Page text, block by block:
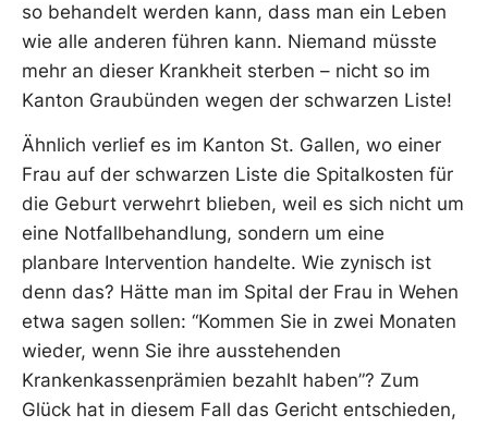
so behandelt werden kann, dass man ein Leben
wie alle anderen führen kann. Niemand müsste
mehr an dieser Krankheit sterben – nicht so im
Kanton Graubünden wegen der schwarzen Liste!
Ähnlich verlief es im Kanton St. Gallen, wo einer
Frau auf der schwarzen Liste die Spitalkosten für
die Geburt verwehrt blieben, weil es sich nicht um
eine Notfallbehandlung, sondern um eine
planbare Intervention handelte. Wie zynisch ist
denn das? Hätte man im Spital der Frau in Wehen
etwa sagen sollen: “Kommen Sie in zwei Monaten
wieder, wenn Sie ihre ausstehenden
Krankenkassenprämien bezahlt haben”? Zum
Glück hat in diesem Fall das Gericht entschieden,